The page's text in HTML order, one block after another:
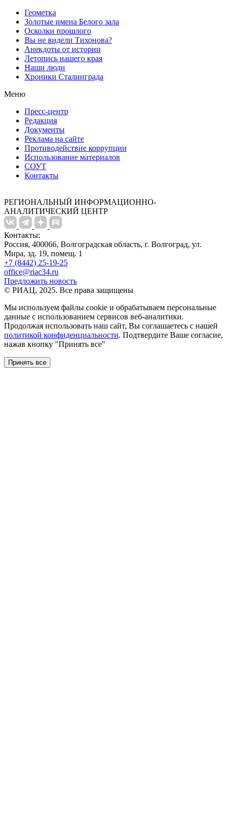
Геометка
Золотые имена Белого зала
Осколки прошлого
Вы не видели Тихонова?
Анекдоты от истории
Летопись нашего края
Наши люди
Хроники Сталинграда
Меню
Пресс-центр
Редакция
Документы
Реклама на сайте
Противодействие коррупции
Использование материалов
СОУТ
Контакты
РЕГИОНАЛЬНЫЙ ИНФОРМАЦИОННО-
АНАЛИТИЧЕСКИЙ ЦЕНТР
Контакты:
Россия, 400066, Волгоградская область, г. Волгоград, ул.
Мира, зд. 19, помещ. 1
+7 (8442) 25-19-25
office@riac34.ru
Предложить новость
© РИАЦ, 2025. Все права защищены
Мы используем файлы сookie и обрабатываем персональные
данные с использованием сервисов веб-аналитики.
Продолжая использовать наш сайт, Вы соглашаетесь с нашей
политикой конфиденциальности. Подтвердите Ваше согласие,
нажав кнопку "Принять все"
Принять все